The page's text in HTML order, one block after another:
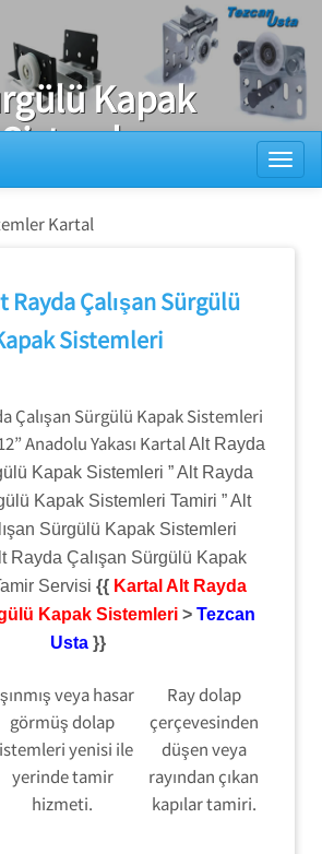
Kapak
Sistemler
Kartal
Kartal
Rayda Çalışan Sürgülü
Sistemleri
Çalışan Sürgülü Kapak Sistemleri
Anadolu Yakası Kartal Alt Rayda
Kapak Sistemleri ” Alt Rayda
Kapak Sistemleri Tamiri ” Alt
Sürgülü Kapak Sistemleri
Rayda Çalışan Sürgülü Kapak
Servisi {{Kartal Alt Rayda
Kapak Sistemleri> Tezcan
Usta}}
veya hasar
görmüş dolap
yenisi ile
yerinde tamir
hizmeti.
Ray dolap
çerçevesinden
düşen veya
rayından çıkan
kapılar tamiri.